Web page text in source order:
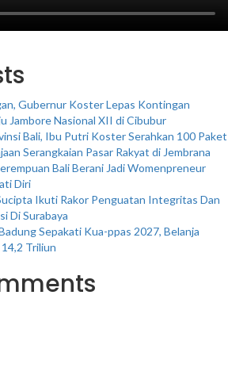
Gubernur Koster Lepas Kontingan
Jambore Nasional XII di Cibubur
Bali, Ibu Putri Koster Serahkan 100 Paket
Serangkaian Pasar Rakyat di Jembrana
Bali Berani Jadi Womenpreneur
Diri
Ikuti Rakor Penguatan Integritas Dan
Di Surabaya
Sepakati Kua-ppas 2027, Belanja
Triliun